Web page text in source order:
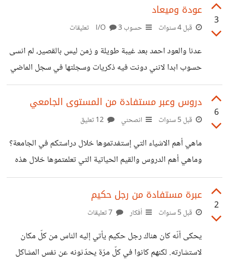
،وبالاحرى ما هو الكتاب السلس والسهل الذي يعرفنا بنبينا محمد
صلى الله وسلام عليه بطريقة ذكية وبمعلومات شاملة ؟ اطلعت
المعلومات ،الكتاب معنون بالارجوزة الميئية في ذكر حال اشرف
البرية ،للعلامة ابن ابي العز الحنفي ،شمل الكتاب ابيات
3
عودة وميعاد
قبل 4 سنوات حسوب I/O 3 تعليقات
عدنا والعود احمد بعد غيبة طويلة و زمن ليس بالقصير، لم انسى
حسوب ابدا لانني دونت فيه ذكريات وسجلتها في سجل الماضي
والذي ساعود اليه في الحاضر لاحيي ذلك من جديد ،ولاستمتع
فيه في المستقبل القريب ولما لا حتى البعيد . تجربة حسوب
كانت من اروع التجارب ،عندما احط حرفا واقرأ سطورا كأنني
وترفعه المقامات . دمتم بخير ودام لكم العز مجتمع حسوب
المغربية شيماء.
6
دروس وعبر مستفادة من المستوى الجامعي
قبل 5 سنوات انصحني
ماهي أهم الاشياء التي إستفدتموها خلال دراستكم في الجامعة؟
وماهي أهم الدروس والقيم الحياتية التي تعلمتموها خلال هذه
الفترة؟والتي ستكون لنا بمثابة نصائح قيمة وماهو الشيء القيم
الذي يجب علينا التشبث به لإجتياز موسم جامعي بإمتياز؟ وهل
هناك عراقيل تقف أمامنا وأمام تحقيق أهدافنا إذا كنا نفعل ذلك
خلال نفس الفترة الدراسية؟ سأكون سعيدة إخوتي إذا شاركتم
معنا تجربة دراستكم في الجامعة وأهم النصائح التي ستقدمونها
لنا
2
عبرة مستفادة من رجل حكيم
قبل 5 سنوات أفكار
يحكى أنّه كان هناك رجل حكيم يأتي إليه الناس من كلّ مكان
لاستشارته. لكنهم كانوا في كلّ مرّة يحدّثونه عن نفس المشاكل